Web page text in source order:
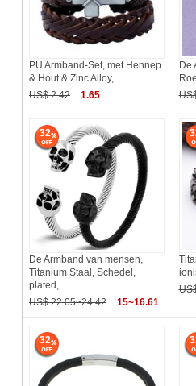
PU Armband-Set, met Hennep
& Hout & Zinc Alloy,
US$ 2.42
1.65
De
32
De Armband van mensen,
Titanium Staal, Schedel,
plated,
US$ 22.05~24.42
15~16.61
32